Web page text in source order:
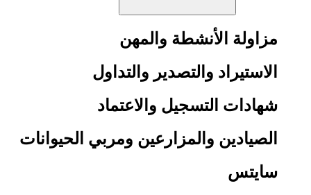
مزاولة الأنشطة والمهن
الاستيراد والتصدير والتداول
شهادات التسجيل والاعتماد
الصيادين والمزارعين ومربي الحيوانات
سايتس